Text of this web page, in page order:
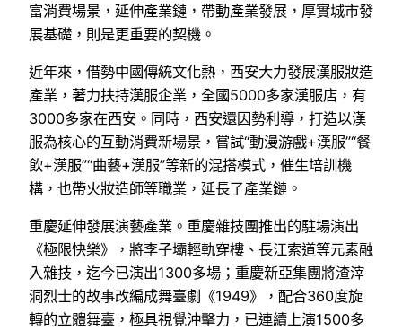
富消費場景，延伸產業鏈，帶動產業發展，厚實城市發
展基礎，則是更重要的契機。
近年來，借勢中國傳統文化熱，西安大力發展漢服妝造
產業，著力扶持漢服企業，全國5000多家漢服店，有
3000多家在西安。同時，西安還因勢利導，打造以漢
服為核心的互動消費新場景，嘗試“動漫游戲+漢服”“餐
飲+漢服”“曲藝+漢服”等新的混搭模式，催生培訓機
構，也帶火妝造師等職業，延長了產業鏈。
重慶延伸發展演藝產業。重慶雜技團推出的駐場演出
《極限快樂》，將李子壩輕軌穿樓、長江索道等元素融
入雜技，迄今已演出1300多場；重慶新亞集團將渣滓
洞烈士的故事改編成舞臺劇《1949》，配合360度旋
轉的立體舞臺，極具視覺沖擊力，已連續上演1500多